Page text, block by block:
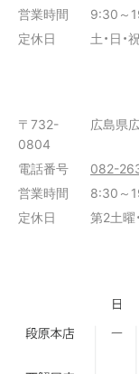
営業時間
9:30～
定休日
土・日・
〒732-
0804
広島県
電話番号
082-
営業時間
8:30～
定休日
第2土曜